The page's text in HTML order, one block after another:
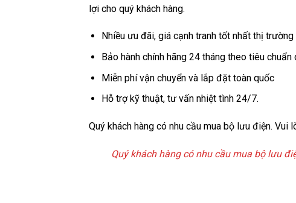
lợi cho quý khách hàng.
Nhiều ưu đãi, giá cạnh tranh tốt nhất thị trường
Bảo hành chính hãng 24 tháng theo tiêu chuẩn
Miễn phí vận chuyển và lắp đặt toàn quốc
Hỗ trợ kỹ thuật, tư vấn nhiệt tình 24/7.
Quý khách hàng có nhu cầu mua bộ lưu điện.
Quý khách hàng có nhu cầu mua bộ lưu